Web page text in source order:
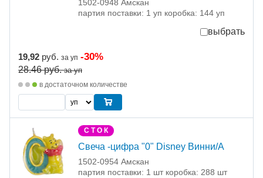
1502-0948 Амскан
партия поставки: 1 уп коробка: 144 уп
выбрать
19,92 руб. за уп -30%
28.46руб. за уп
в достаточном количестве
С Т О К
Свеча -цифра "0" Disney Винни/A
1502-0954 Амскан
партия поставки: 1 шт коробка: 288 шт